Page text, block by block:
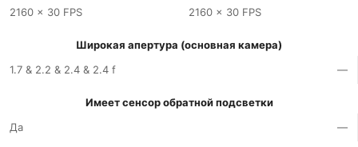
2160 x 30 FPS
2160 x 30 FPS
Широкая апертура (основная камера)
1.7 & 2.2 & 2.4 & 2.4 f
—
Имеет сенсор обратной подсветки
Да
—